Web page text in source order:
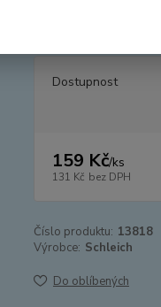
Dostupnost
159 Kč/ks
131 Kč bez DPH
Číslo produktu: 13818
Výrobce: Schleich
Do oblíbených